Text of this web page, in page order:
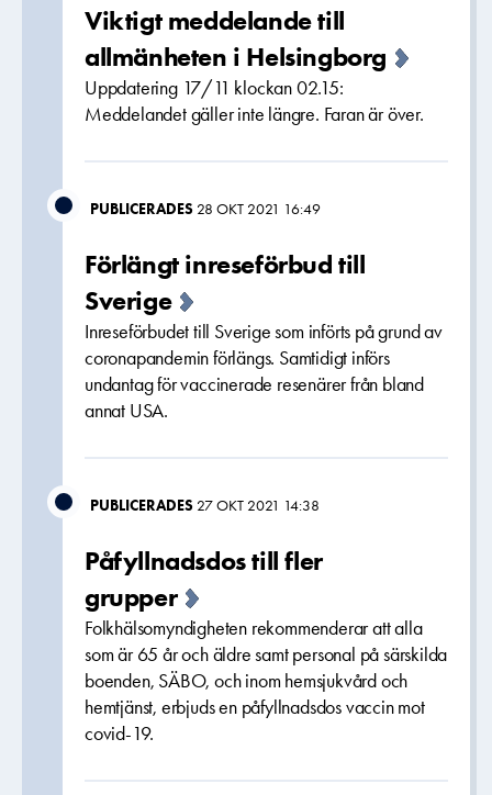
Viktigt meddelande till
allmänheten i Helsingborg
Uppdatering 17/11 klockan 02.15:
Meddelandet gäller inte längre. Faran är över.
PUBLICERADES 28 OKT 2021 16:49
Förlängt inreseförbud till
Sverige
Inreseförbudet till Sverige som införts på grund av
coronapandemin förlängs. Samtidigt införs
undantag för vaccinerade resenärer från bland
annat USA.
PUBLICERADES 27 OKT 2021 14:38
Påfyllnadsdos till fler
grupper
Folkhälsomyndigheten rekommenderar att alla
som är 65 år och äldre samt personal på särskilda
boenden, SÄBO, och inom hemsjukvård och
hemtjänst, erbjuds en påfyllnadsdos vaccin mot
covid-19.